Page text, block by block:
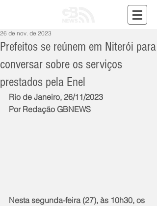
Prefeitos se reúnem em Niterói para
conversar sobre os serviços
prestados pela Enel
26 de nov. de 2023
Rio de Janeiro, 26/11/2023
Por Redação GBNEWS
Nesta segunda-feira (27), às 10h30, os